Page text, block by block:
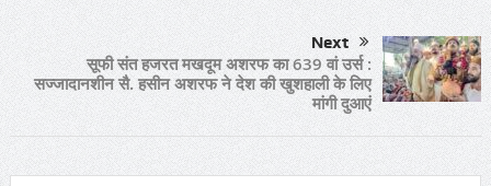
Next
सूफी संत हजरत मखदूम अशरफ का 639 वां उर्स :
सज्जादानशीन सै. हसीन अशरफ ने देश की खुशहाली के लिए
मांगी दुआएं